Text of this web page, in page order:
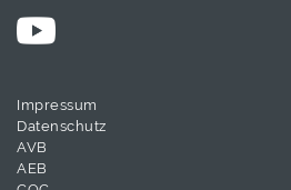
Impressum
Datenschutz
AVB
AEB